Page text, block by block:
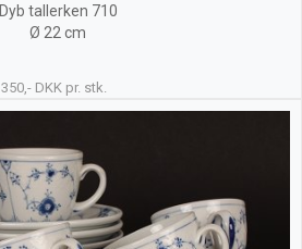
Dyb tallerken 710
Ø 22 cm
350,- DKK pr. stk.